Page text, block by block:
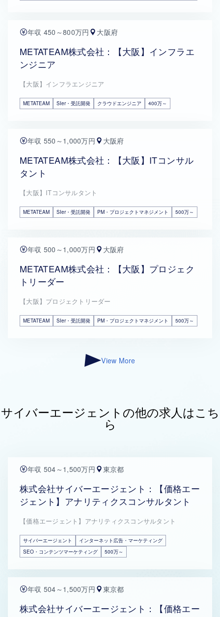
年収 450～800万円 大阪府
METATEAM株式会社：【大阪】インフラエ
ンジニア
【大阪】インフラエンジニア
METATEAM SIer・受託開発 クラウドエンジニア 400万～
年収 550～1,000万円 大阪府
METATEAM株式会社：【大阪】ITコンサル
タント
【大阪】ITコンサルタント
METATEAM SIer・受託開発 PM・プロジェクトマネジメント 500万～
年収 500～1,000万円 大阪府
METATEAM株式会社：【大阪】プロジェク
トリーダー
【大阪】プロジェクトリーダー
METATEAM SIer・受託開発 PM・プロジェクトマネジメント 500万～
View More
サイバーエージェントの他の求人はこち
ら
年収 504～1,500万円 東京都
株式会社サイバーエージェント：【価格エー
ジェント】アナリティクスコンサルタント
【価格エージェント】アナリティクスコンサルタント
サイバーエージェント
インターネット広告・マーケティング
SEO・コンテンツマーケティング
500万～
年収 504～1,500万円 東京都
株式会社サイバーエージェント：【価格エー